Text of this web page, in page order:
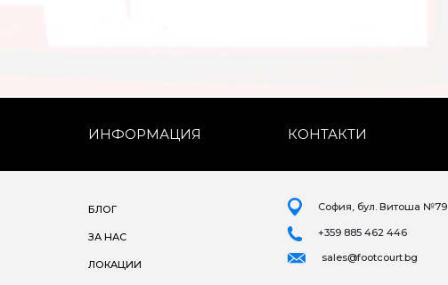
ИНФОРМАЦИЯ КОНТАКТИ
БЛОГ
ЗА НАС
ЛОКАЦИИ
София, бул. Витоша №79
+359 885 462 446
sales@footcourt.bg